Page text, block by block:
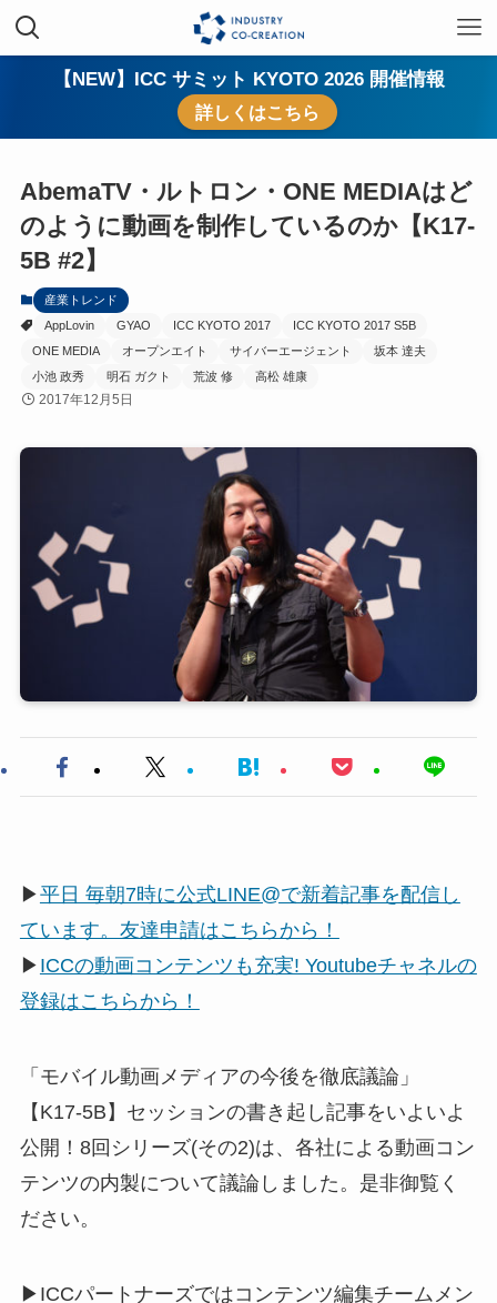
【NEW】ICC サミット KYOTO 2026 開催情報
詳しくはこちら
AbemaTV・ルトロン・ONE MEDIAはど
のように動画を制作しているのか【K17-
5B #2】
産業トレンド
AppLovin
GYAO ICC KYOTO 2017
ICC KYOTO 2017 S5B
ONE MEDIA
オープンエイト サイバーエージェント
坂本 達夫
小池 政秀
明石 ガクト 荒波 修 高松 雄康
2017年12月5日
▶平日 毎朝7時に公式LINE@で新着記事を配信し
ています。友達申請はこちらから！
▶ ICCの動画コンテンツも充実! Youtubeチャネルの
登録はこちらから！
「モバイル動画メディアの今後を徹底議論」
【K17-5B】セッションの書き起し記事をいよいよ
公開！8回シリーズ(その2)は、各社による動画コン
テンツの内製について議論しました。是非御覧く
ださい。
▶ICCパートナーズではコンテンツ編集チームメン